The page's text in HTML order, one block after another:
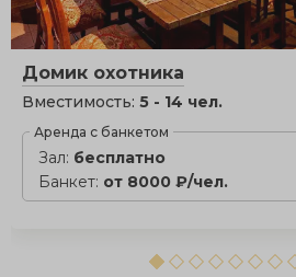
Домик охотника
Вместимость: 5 - 14 чел.
Аренда с банкетом
Зал: бесплатно
Банкет: от 8000 ₽/чел.